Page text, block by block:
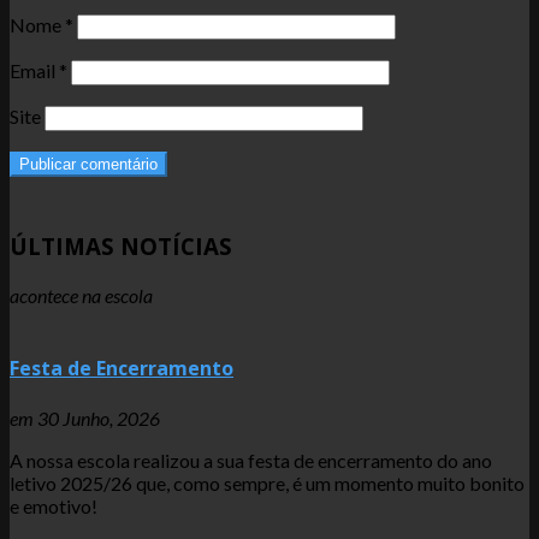
Nome *
Email *
Site
ÚLTIMAS NOTÍCIAS
acontece na escola
Festa de Encerramento
em 30 Junho, 2026
A nossa escola realizou a sua festa de encerramento do ano
letivo 2025/26 que, como sempre, é um momento muito bonito
e emotivo!